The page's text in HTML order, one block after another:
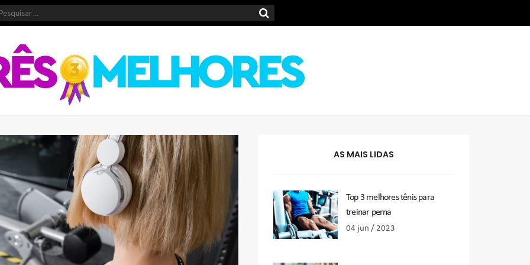
AS MAIS LIDAS
Top 3 melhores tênis para
treinar perna
04 jun / 2023